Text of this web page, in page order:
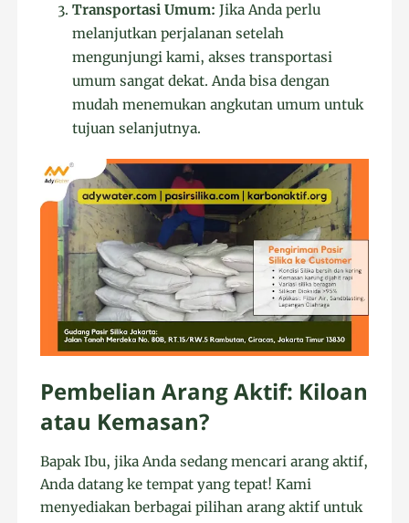
Transportasi Umum: Jika Anda perlu
melanjutkan perjalanan setelah
mengunjungi kami, akses transportasi
umum sangat dekat. Anda bisa dengan
mudah menemukan angkutan umum untuk
tujuan selanjutnya.
Pembelian Arang Aktif: Kiloan
atau Kemasan?
Bapak Ibu, jika Anda sedang mencari arang aktif,
Anda datang ke tempat yang tepat! Kami
menyediakan berbagai pilihan arang aktif untuk